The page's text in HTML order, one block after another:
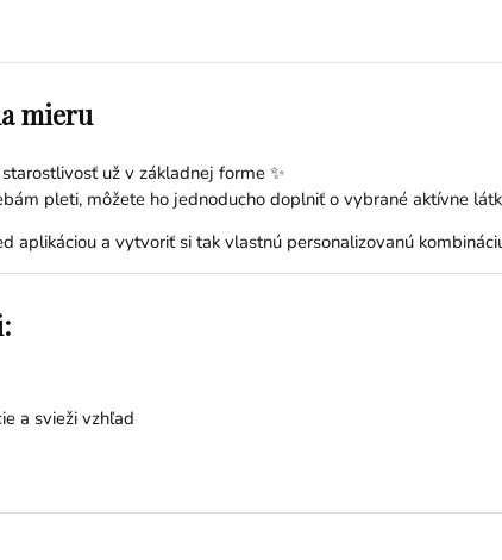
mieru
už v základnej forme ✨
pleti, môžete ho jednoducho doplniť o vybrané aktívne
a vytvoriť si tak vlastnú personalizovanú
a svieži vzhľad